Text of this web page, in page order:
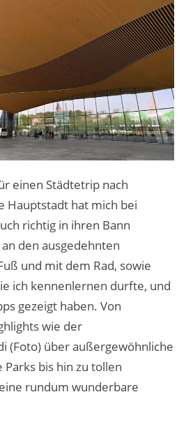
einen Städtetrip nach
Hauptstadt hat mich bei
richtig in ihren Bann
den ausgedehnten
und mit dem Rad, sowie
ich kennenlernen durfte, und
gezeigt haben. Von
wie der
(Foto) über außergewöhnliche
bis hin zu tollen
rundum wunderbare